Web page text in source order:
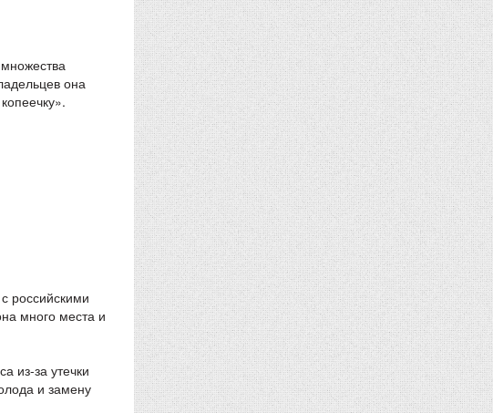
она
российскими
много места и
из-за утечки
и замену